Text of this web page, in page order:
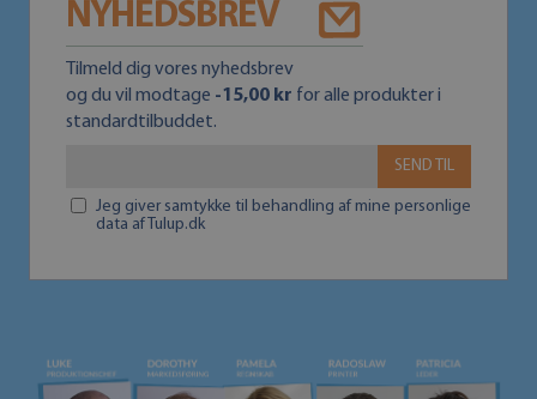
NYHEDSBREV
Tilmeld dig vores nyhedsbrev
og du vil modtage -15,00 kr for alle produkter i
standardtilbuddet.
SEND TIL
Jeg giver samtykke til behandling af mine personlige
data af Tulup.dk